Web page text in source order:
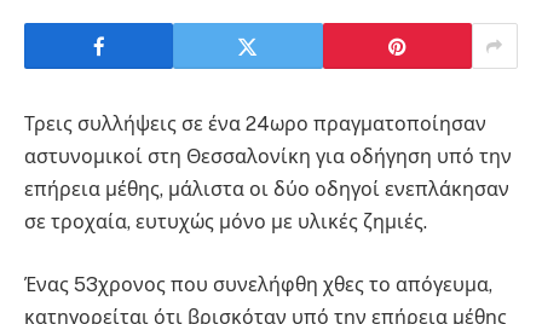
Τρεις συλλήψεις σε ένα 24ωρο πραγματοποίησαν
αστυνομικοί στη Θεσσαλονίκη για οδήγηση υπό την
επήρεια μέθης, μάλιστα οι δύο οδηγοί ενεπλάκησαν
σε τροχαία, ευτυχώς μόνο με υλικές ζημιές.
Ένας 53χρονος που συνελήφθη χθες το απόγευμα,
κατηγορείται ότι βρισκόταν υπό την επήρεια μέθης